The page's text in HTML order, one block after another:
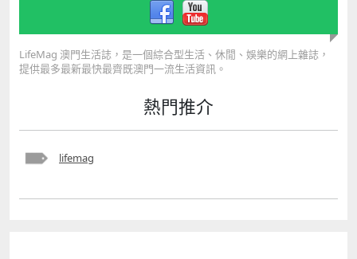
LifeMag 澳門生活誌，是一個綜合型生活、休閒、娛樂的網上雜誌，
提供最多最新最快最齊既澳門一流生活資訊。
熱門推介
lifemag